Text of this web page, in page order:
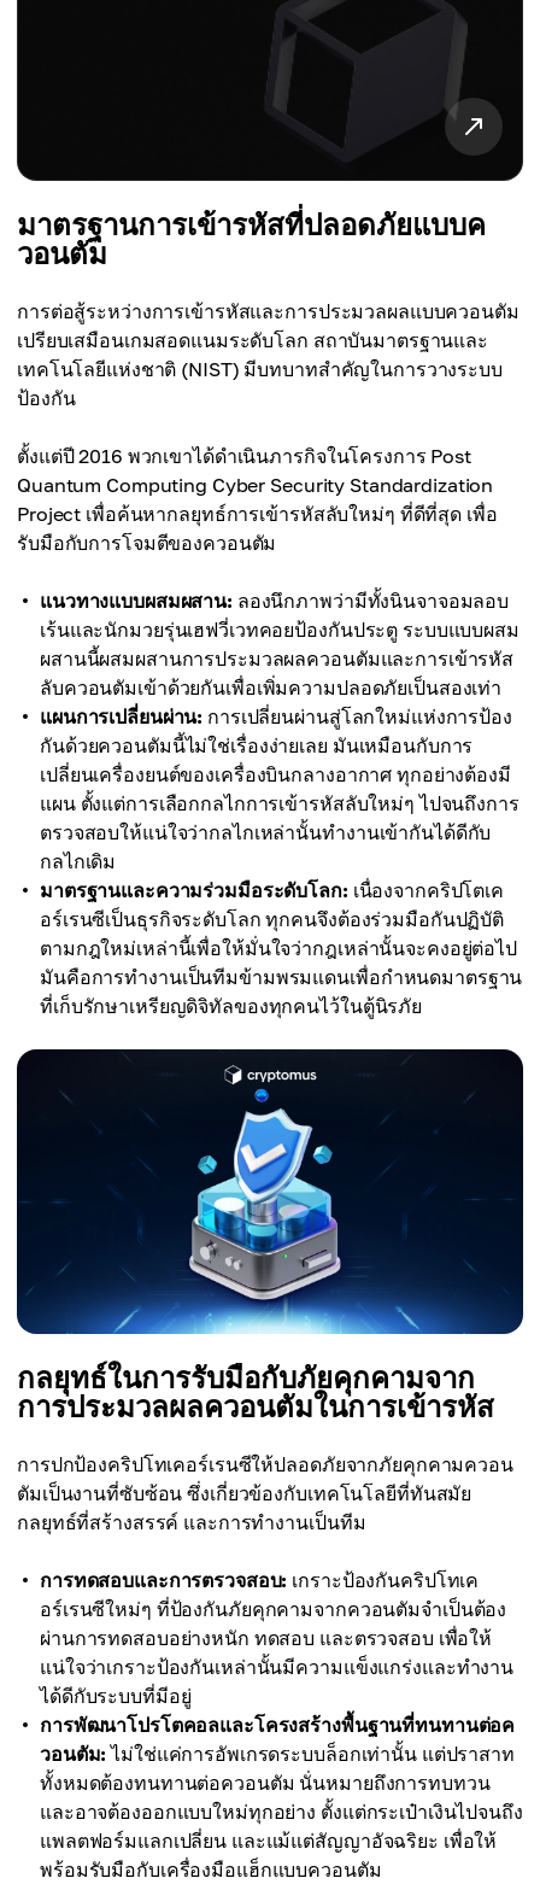
มาตรฐานการเข้ารหัสที่ปลอดภัยแบบค
วอนตัม
การต่อสู้ระหว่างการเข้ารหัสและการประมวลผลแบบควอนตัม
เปรียบเสมือนเกมสอดแนมระดับโลก สถาบันมาตรฐานและ
เทคโนโลยีแห่งชาติ (NIST) มีบทบาทสำคัญในการวางระบบ
ป้องกัน
ตั้งแต่ปี 2016 พวกเขาได้ดำเนินภารกิจในโครงการ Post
Quantum Computing Cyber ​​Security Standardization
Project เพื่อค้นหากลยุทธ์การเข้ารหัสลับใหม่ๆ ที่ดีที่สุด เพื่อ
รับมือกับการโจมตีของควอนตัม
แนวทางแบบผสมผสาน: ลองนึกภาพว่ามีทั้งนินจาจอมลอบ
เร้นและนักมวยรุ่นเฮฟวี่เวทคอยป้องกันประตู ระบบแบบผสม
ผสานนี้ผสมผสานการประมวลผลควอนตัมและการเข้ารหัส
ลับควอนตัมเข้าด้วยกันเพื่อเพิ่มความปลอดภัยเป็นสองเท่า
แผนการเปลี่ยนผ่าน: การเปลี่ยนผ่านสู่โลกใหม่แห่งการป้อง
กันด้วยควอนตัมนี้ไม่ใช่เรื่องง่ายเลย มันเหมือนกับการ
เปลี่ยนเครื่องยนต์ของเครื่องบินกลางอากาศ ทุกอย่างต้องมี
แผน ตั้งแต่การเลือกกลไกการเข้ารหัสลับใหม่ๆ ไปจนถึงการ
ตรวจสอบให้แน่ใจว่ากลไกเหล่านั้นทำงานเข้ากันได้ดีกับ
กลไกเดิม
มาตรฐานและความร่วมมือระดับโลก: เนื่องจากคริปโตเค
อร์เรนซีเป็นธุรกิจระดับโลก ทุกคนจึงต้องร่วมมือกันปฏิบัติ
ตามกฎใหม่เหล่านี้เพื่อให้มั่นใจว่ากฎเหล่านั้นจะคงอยู่ต่อไป
มันคือการทำงานเป็นทีมข้ามพรมแดนเพื่อกำหนดมาตรฐาน
ที่เก็บรักษาเหรียญดิจิทัลของทุกคนไว้ในตู้นิรภัย
กลยุทธ์ในการรับมือกับภัยคุกคามจาก
การประมวลผลควอนตัมในการเข้ารหัส
การปกป้องคริปโทเคอร์เรนซีให้ปลอดภัยจากภัยคุกคามควอน
ตัมเป็นงานที่ซับซ้อน ซึ่งเกี่ยวข้องกับเทคโนโลยีที่ทันสมัย ​​
กลยุทธ์ที่สร้างสรรค์ และการทำงานเป็นทีม
การทดสอบและการตรวจสอบ: เกราะป้องกันคริปโทเค
อร์เรนซีใหม่ๆ ที่ป้องกันภัยคุกคามจากควอนตัมจำเป็นต้อง
ผ่านการทดสอบอย่างหนัก ทดสอบ และตรวจสอบ เพื่อให้
แน่ใจว่าเกราะป้องกันเหล่านั้นมีความแข็งแกร่งและทำงาน
ได้ดีกับระบบที่มีอยู่
การพัฒนาโปรโตคอลและโครงสร้างพื้นฐานที่ทนทานต่อค
วอนตัม: ไม่ใช่แค่การอัพเกรดระบบล็อกเท่านั้น แต่ปราสาท
ทั้งหมดต้องทนทานต่อควอนตัม นั่นหมายถึงการทบทวน
และอาจต้องออกแบบใหม่ทุกอย่าง ตั้งแต่กระเป๋าเงินไปจนถึง
แพลตฟอร์มแลกเปลี่ยน และแม้แต่สัญญาอัจฉริยะ เพื่อให้
พร้อมรับมือกับเครื่องมือแฮ็กแบบควอนตัม